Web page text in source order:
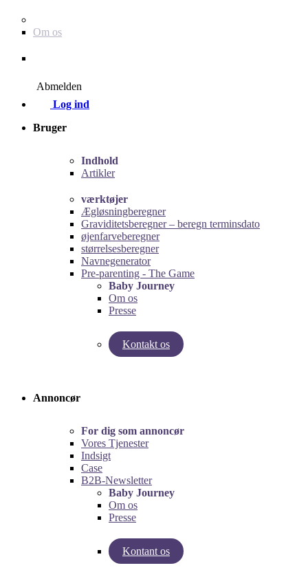
Om os
Abmelden
Log ind
Bruger
Indhold
Artikler
værktøjer
Ægløsningberegner
Graviditetsberegner – beregn terminsdato
øjenfarveberegner
størrelsesberegner
Navnegenerator
Pre-parenting - The Game
Baby Journey
Om os
Presse
Kontakt os
Test vores graviditetsberegner!
Annoncør
For dig som annoncør
Vores Tjenester
Indsigt
Case
B2B-Newsletter
Baby Journey
Om os
Presse
Kontant os
Indsigter fra Baby Journey